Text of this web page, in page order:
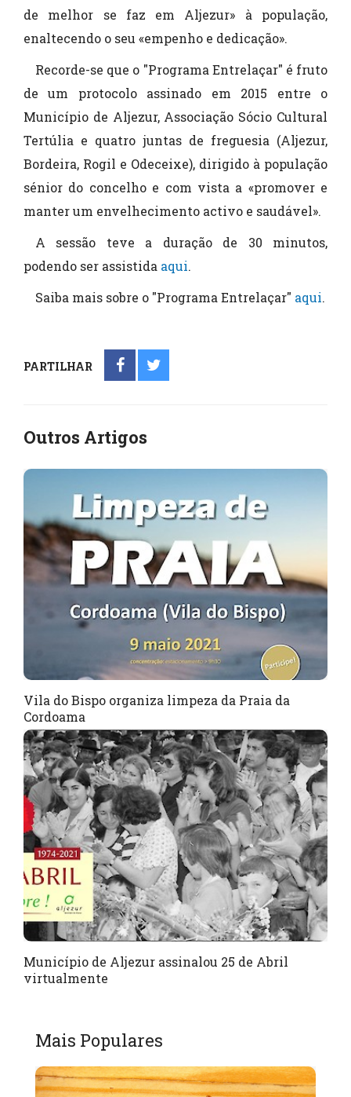
de melhor se faz em Aljezur» à população,
enaltecendo o seu «empenho e dedicação».
Recorde-se que o "Programa Entrelaçar" é fruto
de um protocolo assinado em 2015 entre o
Município de Aljezur, Associação Sócio Cultural
Tertúlia e quatro juntas de freguesia (Aljezur,
Bordeira, Rogil e Odeceixe), dirigido à população
sénior do concelho e com vista a «promover e
manter um envelhecimento activo e saudável».
A sessão teve a duração de 30 minutos,
podendo ser assistida aqui.
Saiba mais sobre o "Programa Entrelaçar" aqui.
PARTILHAR
Outros Artigos
Vila do Bispo organiza limpeza da Praia da
Cordoama
Município de Aljezur assinalou 25 de Abril
virtualmente
Mais Populares